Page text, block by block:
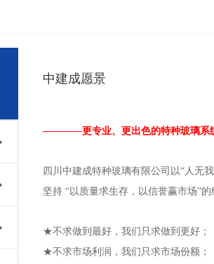
中建成愿景
————更专业、更出色的特种玻璃系
四川中建成特种玻璃有限公司以“人无
坚持 “以质量求生存，以信誉赢市场”
★不求做到最好，我们只求做到更好；
★不求市场利润，我们只求市场份额；